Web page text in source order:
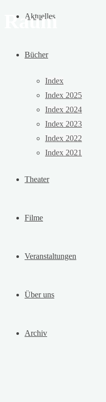
Aktuelles
Bücher
Index
Index 2025
Index 2024
Index 2023
Index 2022
Index 2021
Theater
Filme
Veranstaltungen
Über uns
Archiv
Raum